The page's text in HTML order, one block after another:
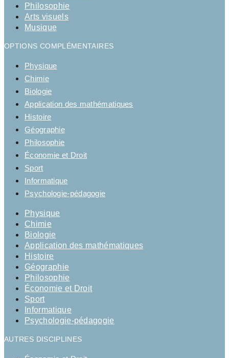
Philosophie
Arts visuels
Musique
OPTIONS COMPLÉMENTAIRES
Physique
Chimie
Biologie
Application des mathématiques
Histoire
Géographie
Philosophie
Économie et Droit
Sport
Informatique
Psychologie-pédagogie
Physique
Chimie
Biologie
Application des mathématiques
Histoire
Géographie
Philosophie
Économie et Droit
Sport
Informatique
Psychologie-pédagogie
AUTRES DISCIPLINES